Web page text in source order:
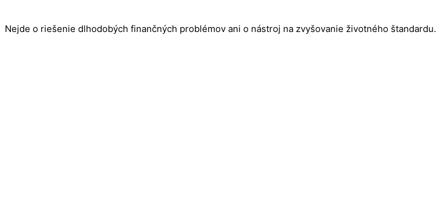
Nejde o riešenie dlhodobých finančných problémov ani o nástroj na zvyšovanie životného štandardu.